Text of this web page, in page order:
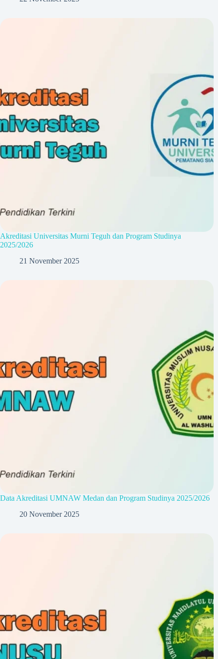
Akreditasi Universitas Murni Teguh dan Program Studinya
2025/2026
21 November 2025
Data Akreditasi UMNAW Medan dan Program Studinya 2025/2026
20 November 2025